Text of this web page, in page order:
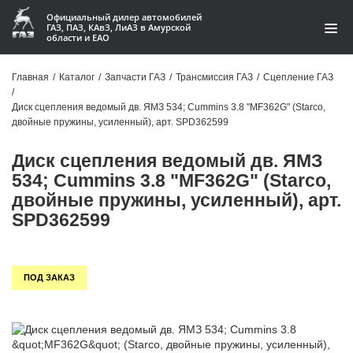
Официальный дилер автомобилей
ГАЗ, ПАЗ, КАвЗ, ЛиАЗ в Амурской
области и ЕАО
Акции
Контакты
Доставка
Статьи
Автомобили
Главная / Каталог / Запчасти ГАЗ / Трансмиссия ГАЗ / Сцепление ГАЗ
/
Диск сцепления ведомый дв. ЯМЗ 534; Cummins 3.8 "MF362G" (Starco,
двойные пружины, усиленный), арт. SPD362599
Диск сцепления ведомый дв. ЯМЗ
534; Cummins 3.8 "MF362G" (Starco,
двойные пружины, усиленный), арт.
SPD362599
ПОД ЗАКАЗ